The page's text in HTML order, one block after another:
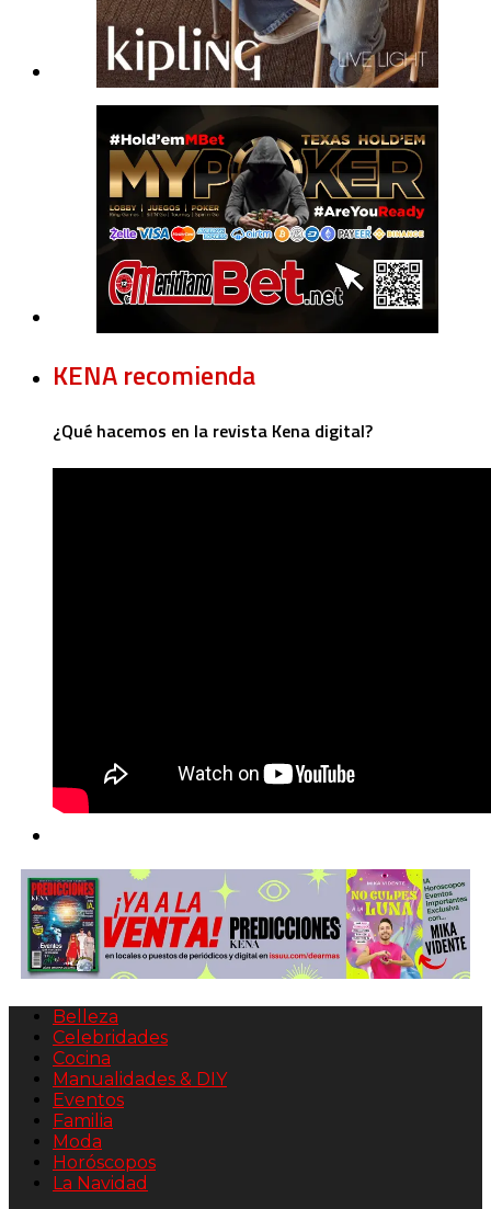
KENA recomienda
¿Qué hacemos en la revista Kena digital?
Belleza
Celebridades
Cocina
Manualidades & DIY
Eventos
Familia
Moda
Horóscopos
La Navidad